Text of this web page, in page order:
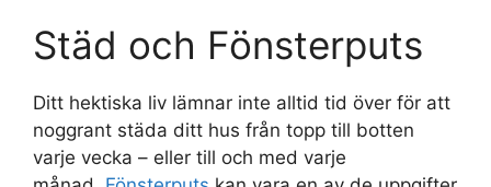
Städ och Fönsterputs
Ditt hektiska liv lämnar inte alltid tid över för att
noggrant städa ditt hus från topp till botten
varje vecka – eller till och med varje